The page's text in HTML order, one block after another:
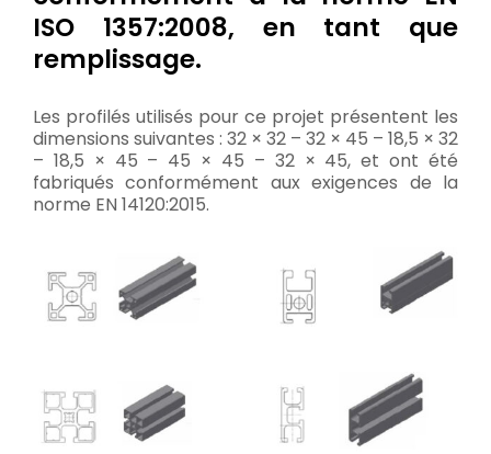
ISO 1357:2008, en tant que
remplissage.
Les profilés utilisés pour ce projet présentent les
dimensions suivantes : 32 × 32 – 32 × 45 – 18,5 × 32
– 18,5 × 45 – 45 × 45 – 32 × 45, et ont été
fabriqués conformément aux exigences de la
norme EN 14120:2015.